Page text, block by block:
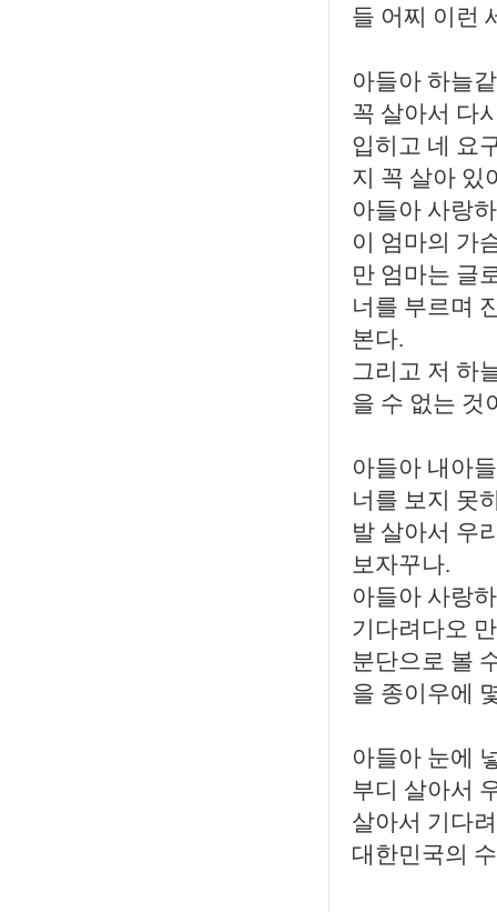
들 어찌 이런
아들아 하늘
꼭 살아서 다
입히고 네 요
지 꼭 살아 있
아들아 사랑
이 엄마의 가
만 엄마는 글
너를 부르며
본다.
그리고 저 하
을 수 없는 것
아들아 내아
너를 보지 못
발 살아서 우
보자꾸나.
아들아 사랑
기다려다오
분단으로 볼
을 종이우에
아들아 눈에
부디 살아서
살아서 기다
대한민국의